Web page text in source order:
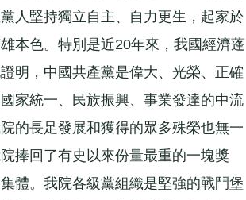
人堅持獨立自主、自力更生，起家於
本色。特別是近20年來，我國經濟蓬
明，中國共產黨是偉大、光榮、正確
家統一、民族振興、事業發達的中流
的長足發展和獲得的眾多殊榮也無一
捧回了有史以來份量最重的一塊獎
體。我院各級黨組織是堅強的戰鬥堡